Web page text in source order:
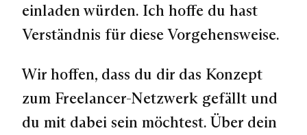
einladen würden. Ich hoffe du hast
Verständnis für diese Vorgehensweise.
Wir hoffen, dass du dir das Konzept
zum Freelancer-Netzwerk gefällt und
du mit dabei sein möchtest. Über dein